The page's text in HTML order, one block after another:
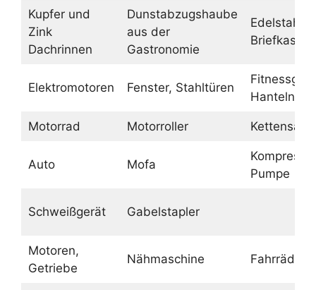
Kupfer und
Zink
Dachrinnen
Dunstabzugshaube
aus der
Gastronomie
Edelstahl
Briefkasten
Elektromotoren Fenster, Stahltüren
Hanteln
Motorrad Motorroller Kettensäge
Auto Mofa
Pumpe
Schweißgerät Gabelstapler
Motoren,
Getriebe
Nähmaschine Fahrräder